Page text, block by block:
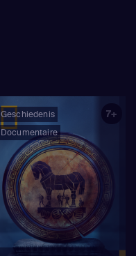
Geschiedenis
Documentaire
7+